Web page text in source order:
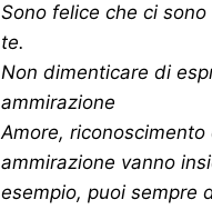
Sono felice che ci
te.
Non dimenticare di
ammirazione
Amore, riconoscimento
ammirazione vanno
esempio, puoi sempre